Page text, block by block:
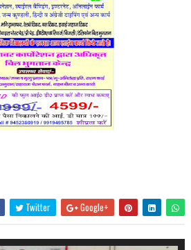
Twitter Google+